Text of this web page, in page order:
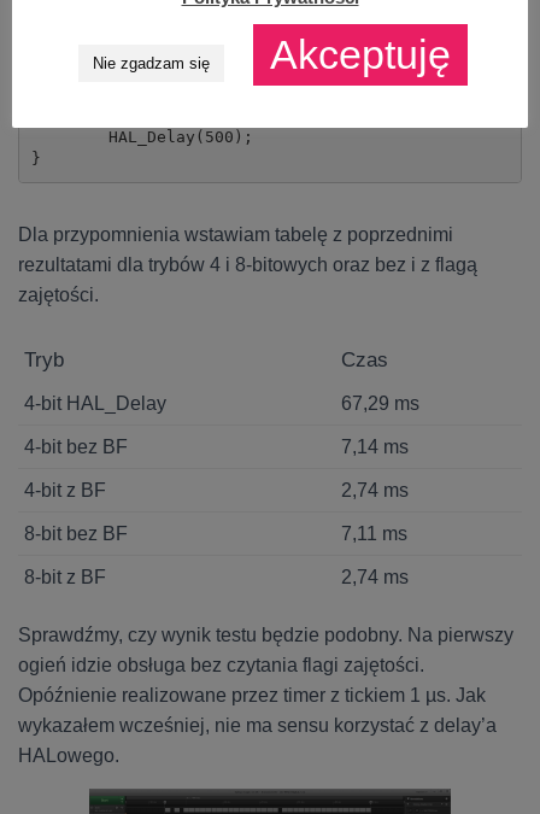
	LCD_String("www.msalamon.pl ");
Dla przypomnienia wstawiam tabelę z poprzednimi
rezultatami dla trybów 4 i 8-bitowych oraz bez i z flagą
zajętości.
Tryb Czas
4-bit HAL_Delay 67,29 ms
4-bit bez BF 7,14 ms
4-bit z BF 2,74 ms
8-bit bez BF 7,11 ms
8-bit z BF 2,74 ms
Sprawdźmy, czy wynik testu będzie podobny. Na pierwszy
ogień idzie obsługa bez czytania flagi zajętości.
Opóźnienie realizowane przez timer z tickiem 1 µs. Jak
wykazałem wcześniej, nie ma sensu korzystać z delay’a
HALowego.
Nie zgadzam się Akceptuję